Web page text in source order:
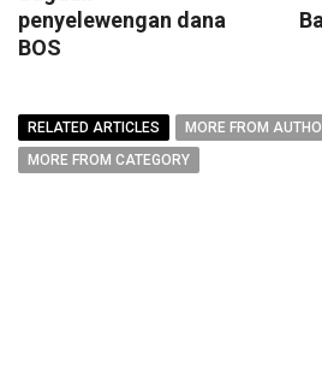
penyelewengan dana
BOS
RELATED ARTICLES
MORE FROM
MORE FROM CATEGORY